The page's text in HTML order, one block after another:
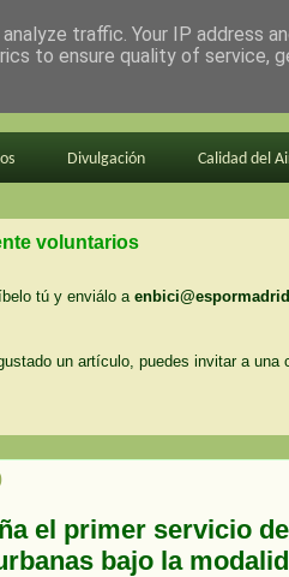
Divulgación Calidad del
voluntarios
tú y enviálo a
un artículo, puedes invitar a una
el primer servicio
bajo la
traffic. Your IP address
to ensure quality of service,